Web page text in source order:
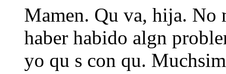
Mamen. Qu va, hija. No
haber habido algn
yo qu s con qu.